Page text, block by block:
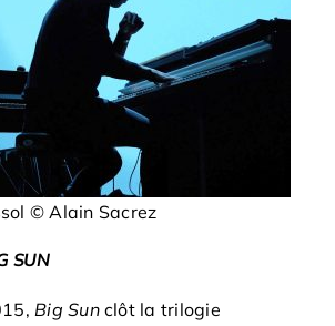
© Alain Sacrez
SUN
Big Sunclôt la trilogie